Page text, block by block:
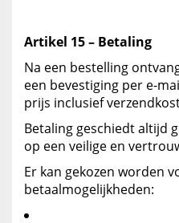
Artikel 15 – Betaling
Na een bestelling
een bevestiging per e-
prijs inclusief
Betaling geschiedt altijd
op een veilige en
Er kan gekozen worden
betaalmogelijkheden: